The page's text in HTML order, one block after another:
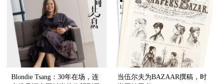
Blondie Tsang：30年在场，连
当伍尔夫为BAZAAR撰稿，时